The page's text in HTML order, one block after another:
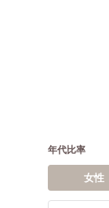
年代比率
女性